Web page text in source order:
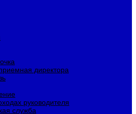
директора
руководителя
служба